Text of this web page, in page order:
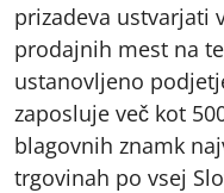
prizadeva ustvarjati
prodajnih mest na
ustanovljeno
zaposluje več kot
blagovnih znamk
trgovinah po vsej